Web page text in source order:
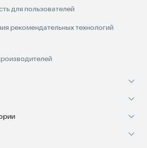
для пользователей
рекомендательных технологий
TV
телефон
машину